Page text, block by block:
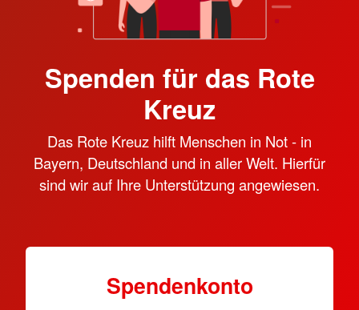
Spenden für das Rote
Kreuz
Das Rote Kreuz hilft Menschen in Not - in
Bayern, Deutschland und in aller Welt. Hierfür
sind wir auf Ihre Unterstützung angewiesen.
Spendenkonto